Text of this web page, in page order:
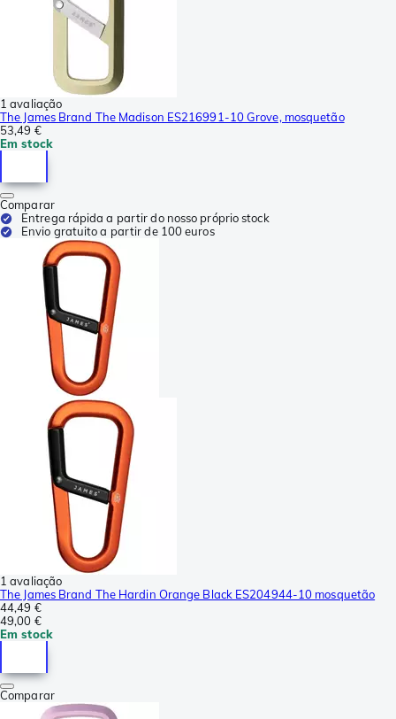
1 avaliação
The James Brand The Madison ES216991-10 Grove, mosquetão
53,49 €
Em stock
Comparar
Entrega rápida a partir do nosso próprio stock
Envio gratuito a partir de 100 euros
1 avaliação
The James Brand The Hardin Orange Black ES204944-10 mosquetão
44,49 €
49,00 €
Em stock
Comparar